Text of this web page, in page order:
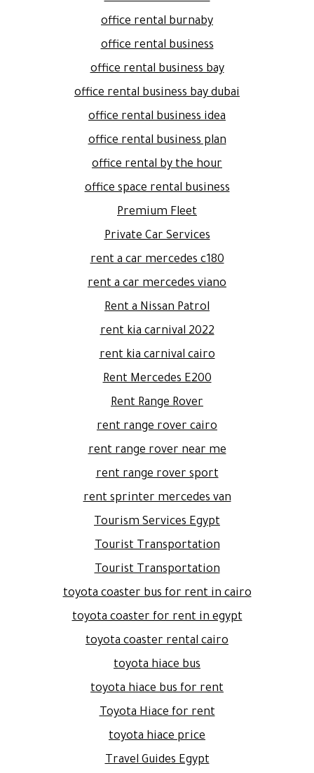
office rental burnaby
office rental business
office rental business bay
office rental business bay dubai
office rental business idea
office rental business plan
office rental by the hour
office space rental business
Premium Fleet
Private Car Services
rent a car mercedes c180
rent a car mercedes viano
Rent a Nissan Patrol
rent kia carnival 2022
rent kia carnival cairo
Rent Mercedes E200
Rent Range Rover
rent range rover cairo
rent range rover near me
rent range rover sport
rent sprinter mercedes van
Tourism Services Egypt
Tourist Transportation
Tourist Transportation
toyota coaster bus for rent in cairo
toyota coaster for rent in egypt
toyota coaster rental cairo
toyota hiace bus
toyota hiace bus for rent
Toyota Hiace for rent
toyota hiace price
Travel Guides Egypt